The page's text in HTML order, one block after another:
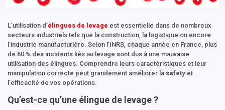
L’utilisation d’élingues de levage est essentielle dans de nombreux
secteurs industriels tels que la construction, la logistique ou encore
l’industrie manufacturière. Selon l’INRS, chaque année en France, plus
de 60 % des incidents liés au levage sont dus à une mauvaise
utilisation des élingues. Comprendre leurs caractéristiques et leur
manipulation correcte peut grandement améliorer la safety et
l’efficacité de vos opérations.
Qu’est-ce qu’une élingue de levage ?